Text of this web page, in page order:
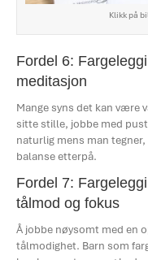
Klikk på
Fordel 6:
meditasjon
Mange syns det kan være
sitte stille, jobbe med
naturlig mens man
balanse etterpå.
Fordel 7:
tålmod og fokus
Å jobbe nøysomt med en
tålmodighet. Barn som